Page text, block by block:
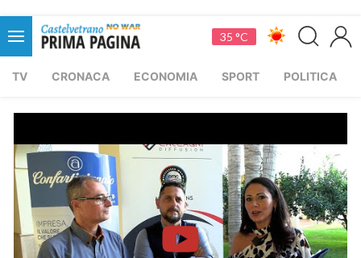
35 °C
TV CRONACA ECONOMIA SPORT POLITICA